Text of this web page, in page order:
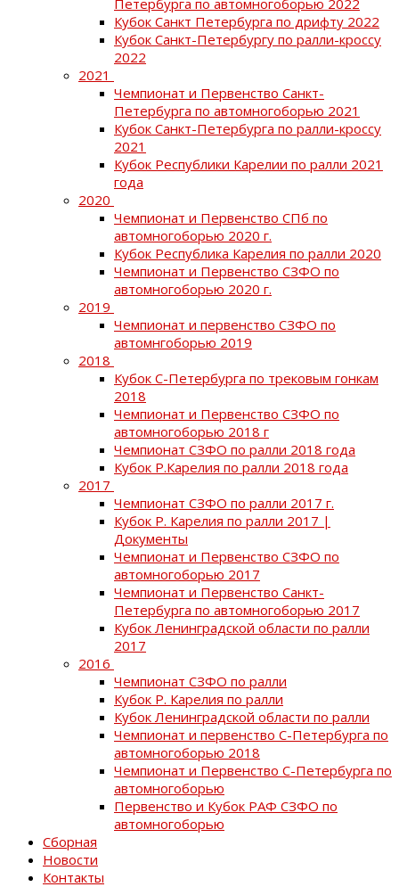
Кубок Санкт Петербурга по дрифту 2022
Кубок Санкт-Петербургу по ралли-кроссу
2022
2021
Чемпионат и Первенство Санкт-
Петербурга по автомногоборью 2021
Кубок Санкт-Петербурга по ралли-кроссу
2021
Кубок Республики Карелии по ралли 2021
года
2020
Чемпионат и Первенство СПб по
автомногоборью 2020 г.
Кубок Республика Карелия по ралли 2020
Чемпионат и Первенство СЗФО по
автомногоборью 2020 г.
2019
Чемпионат и первенство СЗФО по
автомнгоборью 2019
2018
Кубок С-Петербурга по трековым гонкам
2018
Чемпионат и Первенство СЗФО по
автомногоборью 2018 г
Чемпионат СЗФО по ралли 2018 года
Кубок Р.Карелия по ралли 2018 года
2017
Чемпионат СЗФО по ралли 2017 г.
Кубок Р. Карелия по ралли 2017 |
Документы
Чемпионат и Первенство СЗФО по
автомногоборью 2017
Чемпионат и Первенство Санкт-
Петербурга по автомногоборью 2017
Кубок Ленинградской области по ралли
2017
2016
Чемпионат СЗФО по ралли
Кубок Р. Карелия по ралли
Кубок Ленинградской области по ралли
Чемпионат и первенство С-Петербурга по
автомногоборью 2018
Чемпионат и Первенство С-Петербурга по
автомногоборью
Первенство и Кубок РАФ СЗФО по
автомногоборью
Сборная
Новости
Контакты